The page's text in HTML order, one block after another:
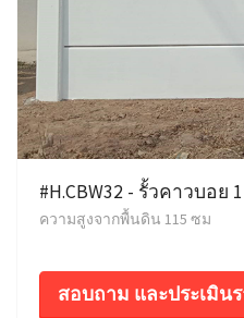
#H.CBW32 - รั้วคาวบอย
ความสูงจากพื้นดิน 115 ซม
สอบถาม และประเมิน